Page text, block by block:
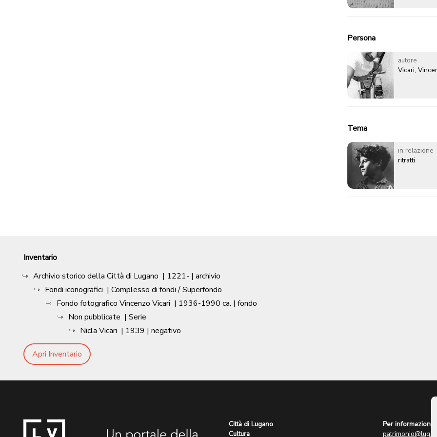
Persona
autore
Vicari,
Tema
in relazione
ritratti
Inventario
Archivio storico della Città di Lugano | 1221- | archivio
Fondi iconografici | Complesso di fondi / Superfondo
Fondo fotografico Vincenzo Vicari | 1936-1990 ca. | fondo
Non pubblicate | Serie
Nicla Vicari | 1939 | negativo
Apri Inventario
Città di Lugano
Cultura
Per informazioni: